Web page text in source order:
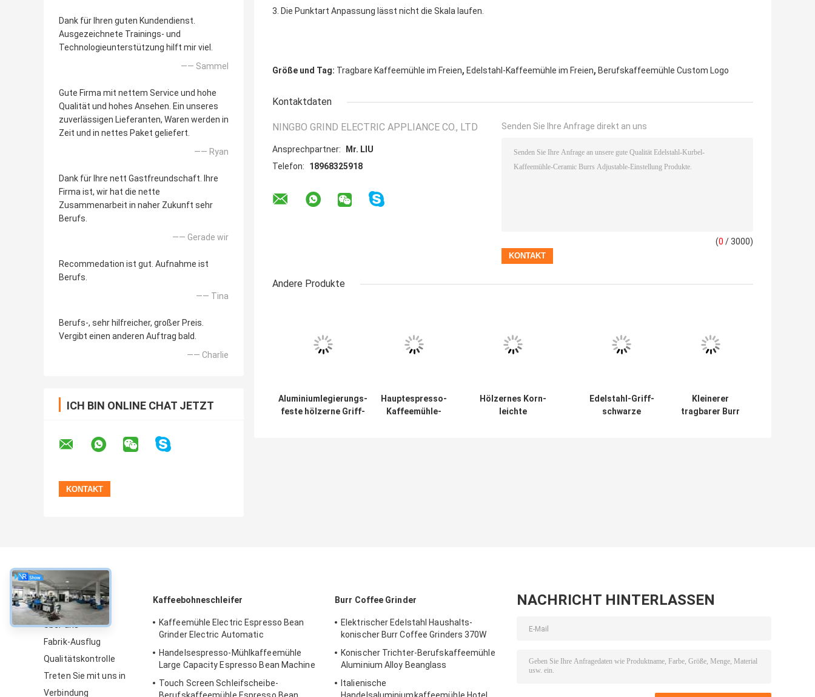
Dank für Ihren guten Kundendienst.
Ausgezeichnete Trainings- und
Technologieunterstützung hilft mir viel.
—— Sammel
Gute Firma mit nettem Service und hohe
Qualität und hohes Ansehen. Ein unseres
zuverlässigen Lieferanten, Waren werden in
Zeit und in nettes Paket geliefert.
—— Ryan
Dank für Ihre nett Gastfreundschaft. Ihre
Firma ist, wir hat die nette
Zusammenarbeit in naher Zukunft sehr
Berufs.
—— Gerade wir
Recommedation ist gut. Aufnahme ist
Berufs.
—— Tina
Berufs-, sehr hilfreicher, großer Preis.
Vergibt einen anderen Auftrag bald.
—— Charlie
ICH BIN ONLINE CHAT JETZT
3. Die Punktart Anpassung lässt nicht die Skala laufen.
Kontaktdaten
Ansprechpartner: Mr. LIU
Telefon: 18968325918
Aluminiumlegierungs-
feste hölzerne Griff-
Freien Hand
Hauptespresso-
Kaffeemühle-
Kurbel-Mini
Handle Portable
Hölzernes Korn-
Kaffeemühle im
schwarze
tragbarer Burr